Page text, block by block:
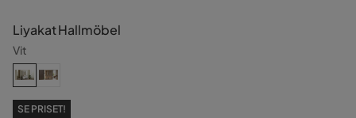
Liyakat Hallmöbel
Vit
SE PRISET!